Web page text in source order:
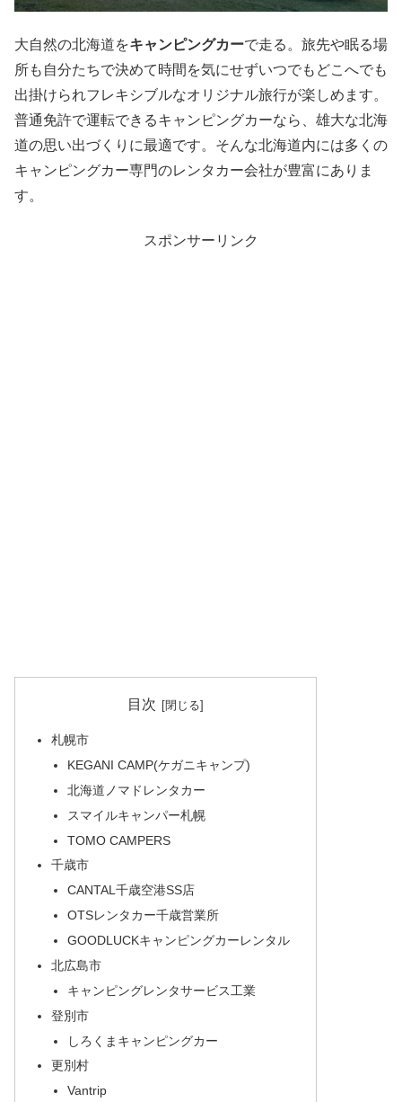
大自然の北海道をキャンピングカーで走る。旅先や眠る場
所も自分たちで決めて時間を気にせずいつでもどこへでも
出掛けられフレキシブルなオリジナル旅行が楽しめます。
普通免許で運転できるキャンピングカーなら、雄大な北海
道の思い出づくりに最適です。そんな北海道内には多くの
キャンピングカー専門のレンタカー会社が豊富にありま
す。
スポンサーリンク
目次
札幌市
KEGANI CAMP(ケガニキャンプ)
北海道ノマドレンタカー
スマイルキャンパー札幌
TOMO CAMPERS
千歳市
CANTAL千歳空港SS店
OTSレンタカー千歳営業所
GOODLUCKキャンピングカーレンタル
北広島市
キャンピングレンタサービス工業
登別市
しろくまキャンピングカー
更別村
Vantrip